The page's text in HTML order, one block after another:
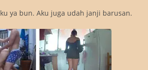
ya bun. Aku juga udah janji barusan.